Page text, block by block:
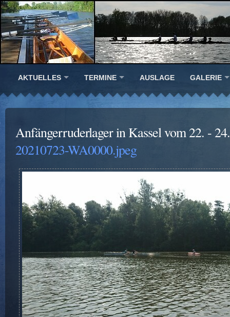
AKTUELLES TERMINE AUSLAGE GALERIE
Anfängerruderlager in Kassel vom 22. -
20210723-WA0000.jpeg